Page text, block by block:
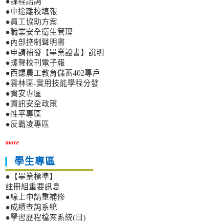
●中途離校填報
●員工協助方案
●職業安全衛生管理
●內部控制聲明書
●申請補發【畢業證書】說明
●螺聲校刊電子報
●西螺農工教育儲蓄402專戶
●雲林區-實用技能學程分發
●資安專區
●資訊安全政策
●性平專區
●反霸凌專區
more
學生專區
●【畢業標準】
註冊組重要訊息
●線上申請重補修
●成績查詢系統
●學習歷程檔案系統(日)